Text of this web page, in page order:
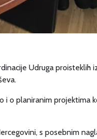
Udruga
i o planiranim
s posebnim